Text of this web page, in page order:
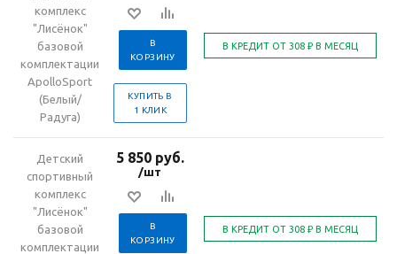
комплекс
"Лисёнок"
базовой
комплектации
ApolloSport
(Белый/
Радуга)
В
КОРЗИНУ
КУПИТЬ В
1 КЛИК
Детский
спортивный
комплекс
"Лисёнок"
базовой
комплектации
5 850 руб.
/шт
В
КОРЗИНУ